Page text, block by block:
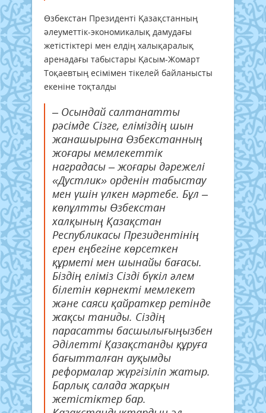
Өзбекстан Президенті Қазақстанның
әлеуметтік-экономикалық дамудағы
жетістіктері мен елдің халықаралық
аренадағы табыстары Қасым-Жомарт
Тоқаевтың есімімен тікелей байланысты
екеніне тоқталды
– Осындай салтанатты
рәсімде Сізге, еліміздің шын
жанашырына Өзбекстанның
жоғары мемлекеттік
наградасы – жоғары дәрежелі
«Дустлик» орденін табыстау
мен үшін үлкен мәртебе. Бұл –
көпұлтты Өзбекстан
халқының Қазақстан
Республикасы Президентінің
ерен еңбегіне көрсеткен
құрметі мен шынайы бағасы.
Біздің еліміз Сізді бүкіл әлем
білетін көрнекті мемлекет
және саяси қайраткер ретінде
жақсы таниды. Сіздің
парасатты басшылығыңызбен
Әділетті Қазақстанды құруға
бағытталған ауқымды
реформалар жүргізіліп жатыр.
Барлық салада жарқын
жетістіктер бар.